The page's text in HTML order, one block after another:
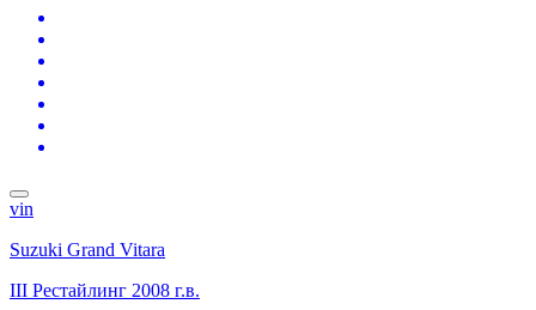
vin
Suzuki Grand Vitara
III Рестайлинг 2008 г.в.